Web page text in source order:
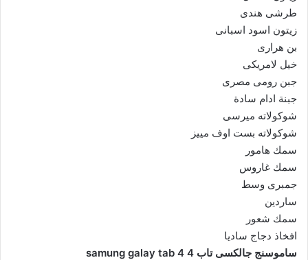
طرشى هندى
زيتون اسود اسبانى
بن هرارى
خيل لامريكى
جبن رومى مصرى
جبنة ادام سادة
شوكولاته ميرسى
شوكولاته بست اوف مييز
سمك هامور
سمك غاروس
جمبرى وسط
ساردين
سمك شعور
افخاذ دجاج ساديا
ساموسنج جالكسى تاب 4 samung galay tab 4